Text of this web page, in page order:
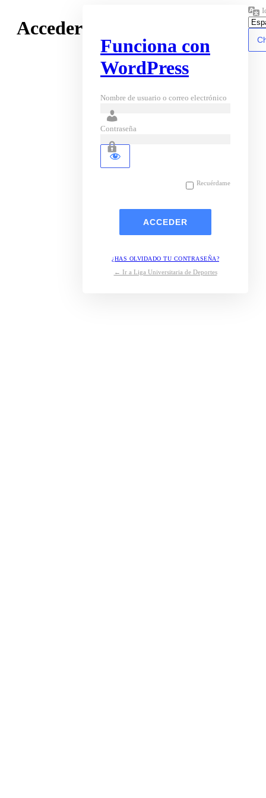
Acceder
Funciona con
WordPress
Nombre de usuario o correo electrónico
Contraseña
Recuérdame
¿HAS OLVIDADO TU CONTRASEÑA?
← Ir a Liga Universitaria de Deportes